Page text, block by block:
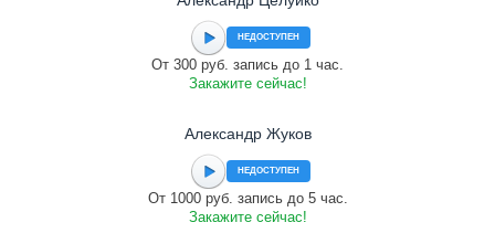
НЕДОСТУПЕН
От 300 руб. запись до 1 час.
Закажите сейчас!
Александр Жуков
НЕДОСТУПЕН
От 1000 руб. запись до 5 час.
Закажите сейчас!